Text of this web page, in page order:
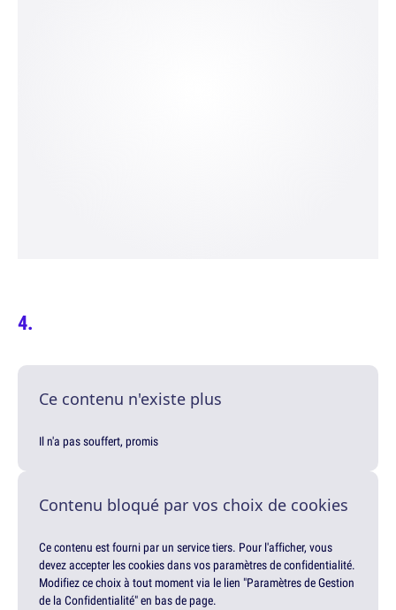
Ce contenu n'existe plus
Il n'a pas souffert, promis
Contenu bloqué par vos choix de cookies
Ce contenu est fourni par un service tiers. Pour l'afficher, vous
devez accepter les cookies dans vos paramètres de confidentialité.
Modifiez ce choix à tout moment via le lien "Paramètres de Gestion
de la Confidentialité" en bas de page.